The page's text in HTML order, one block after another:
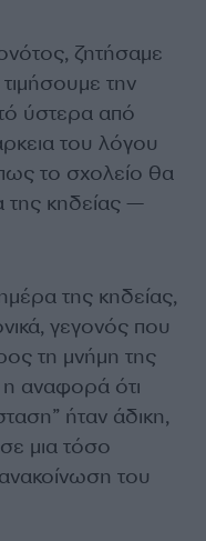
ζητήσαμε
την
ύστερα από
του λόγου
το σχολείο θα
της κηδείας —
της κηδείας,
γεγονός που
τη μνήμη της
η αναφορά ότι
ήταν άδικη,
μια τόσο
του